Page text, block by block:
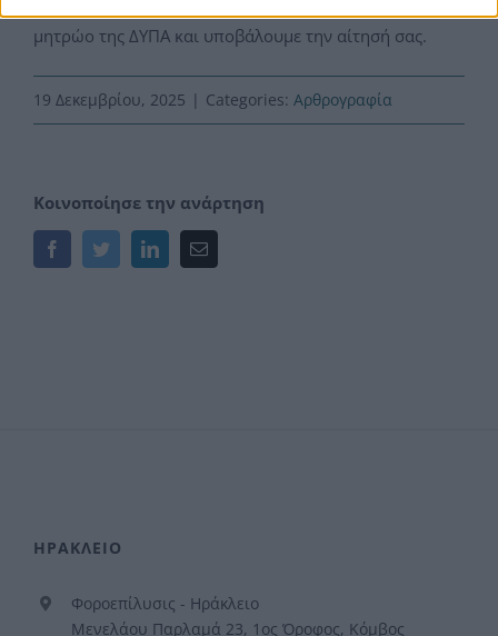
μητρώο της ΔΥΠΑ και υποβάλουμε την αίτησή σας.
19 Δεκεμβρίου, 2025 | Categories: Αρθρογραφία
Κοινοποίησε την ανάρτηση
FacebookTwitterLinkedInEmail
ΗΡΑΚΛΕΙΟ
Φοροεπίλυσις - Ηράκλειο
Μενελάου Παρλαμά 23, 1ος Όροφος, Κόμβος